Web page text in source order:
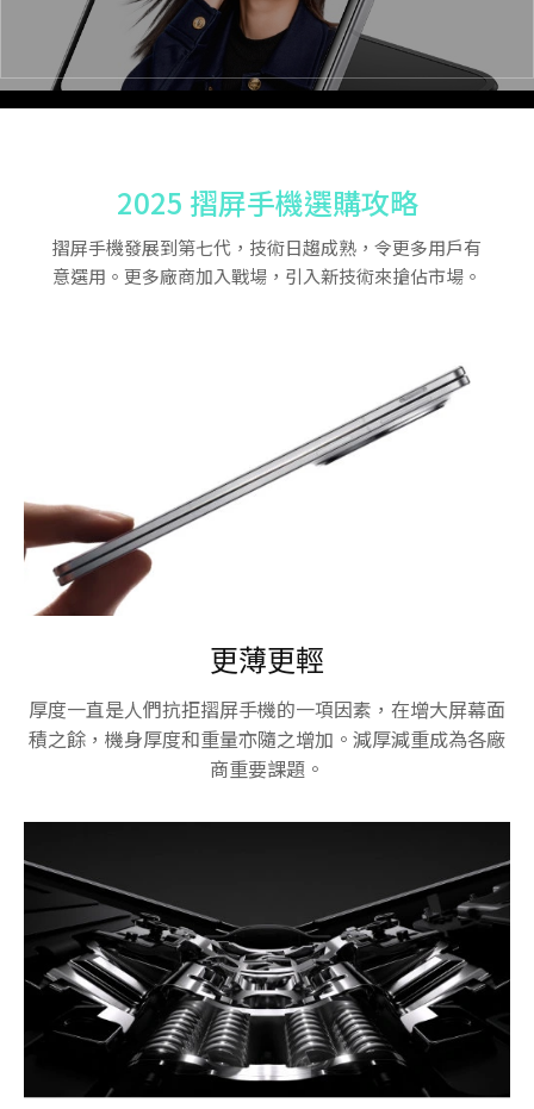
2025 摺屏手機選購攻略
摺屏手機發展到第七代，技術日趨成熟，令更多用戶有
意選用。更多廠商加入戰場，引入新技術來搶佔市場。
更薄更輕
厚度一直是人們抗拒摺屏手機的一項因素，在增大屏幕面
積之餘，機身厚度和重量亦隨之增加。減厚減重成為各廠
商重要課題。